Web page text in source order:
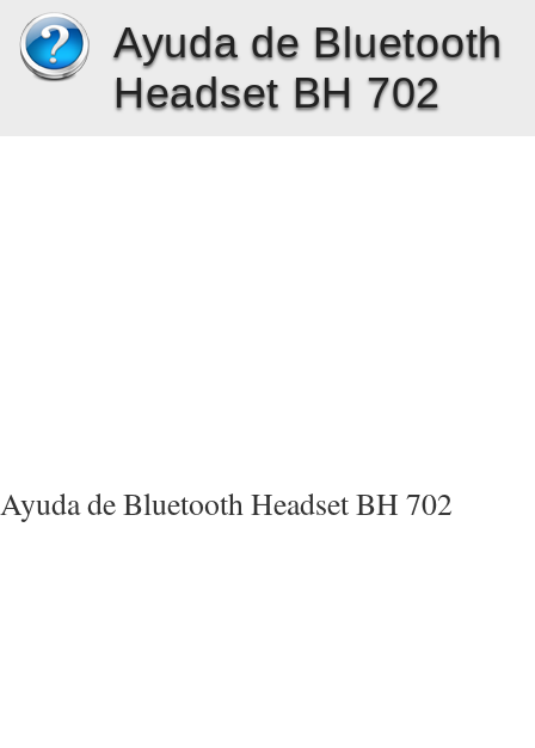
Ayuda de Bluetooth
Headset BH 702
Ayuda de Bluetooth Headset BH 702